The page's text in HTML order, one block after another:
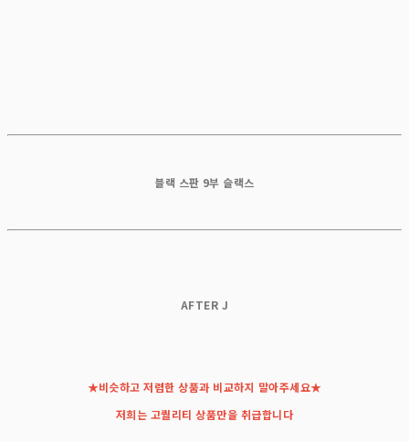
블랙 스판 9부 슬랙스
AFTER J
★비슷하고 저렴한 상품과 비교하지 말아주세요★
저희는 고퀄리티 상품만을 취급합니다